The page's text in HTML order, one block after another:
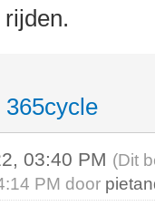
365cycle
03:40 PM (Dit
PM door